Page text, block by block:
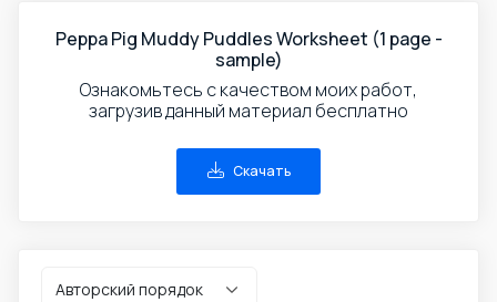
Peppa Pig Muddy Puddles Worksheet (1 page -
sample)
Ознакомьтесь с качеством моих работ,
загрузив данный материал бесплатно
Скачать